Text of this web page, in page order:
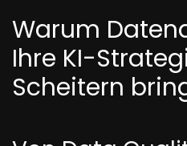
Warum
Ihre KI-
Scheitern